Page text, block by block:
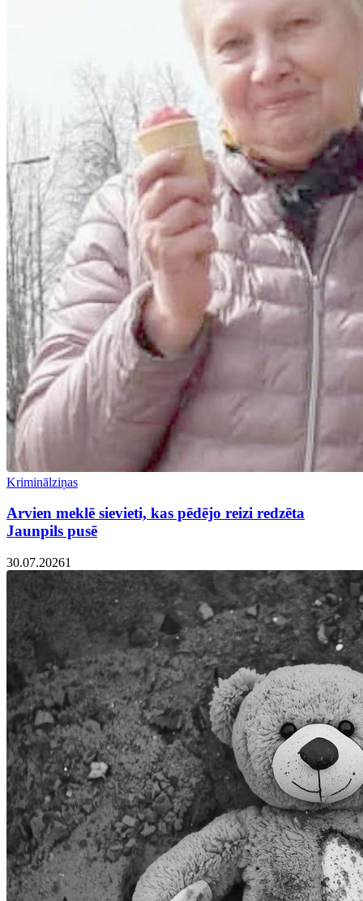
Kriminālziņas
Arvien meklē sievieti, kas pēdējo reizi redzēta
Jaunpils pusē
30.07.20261